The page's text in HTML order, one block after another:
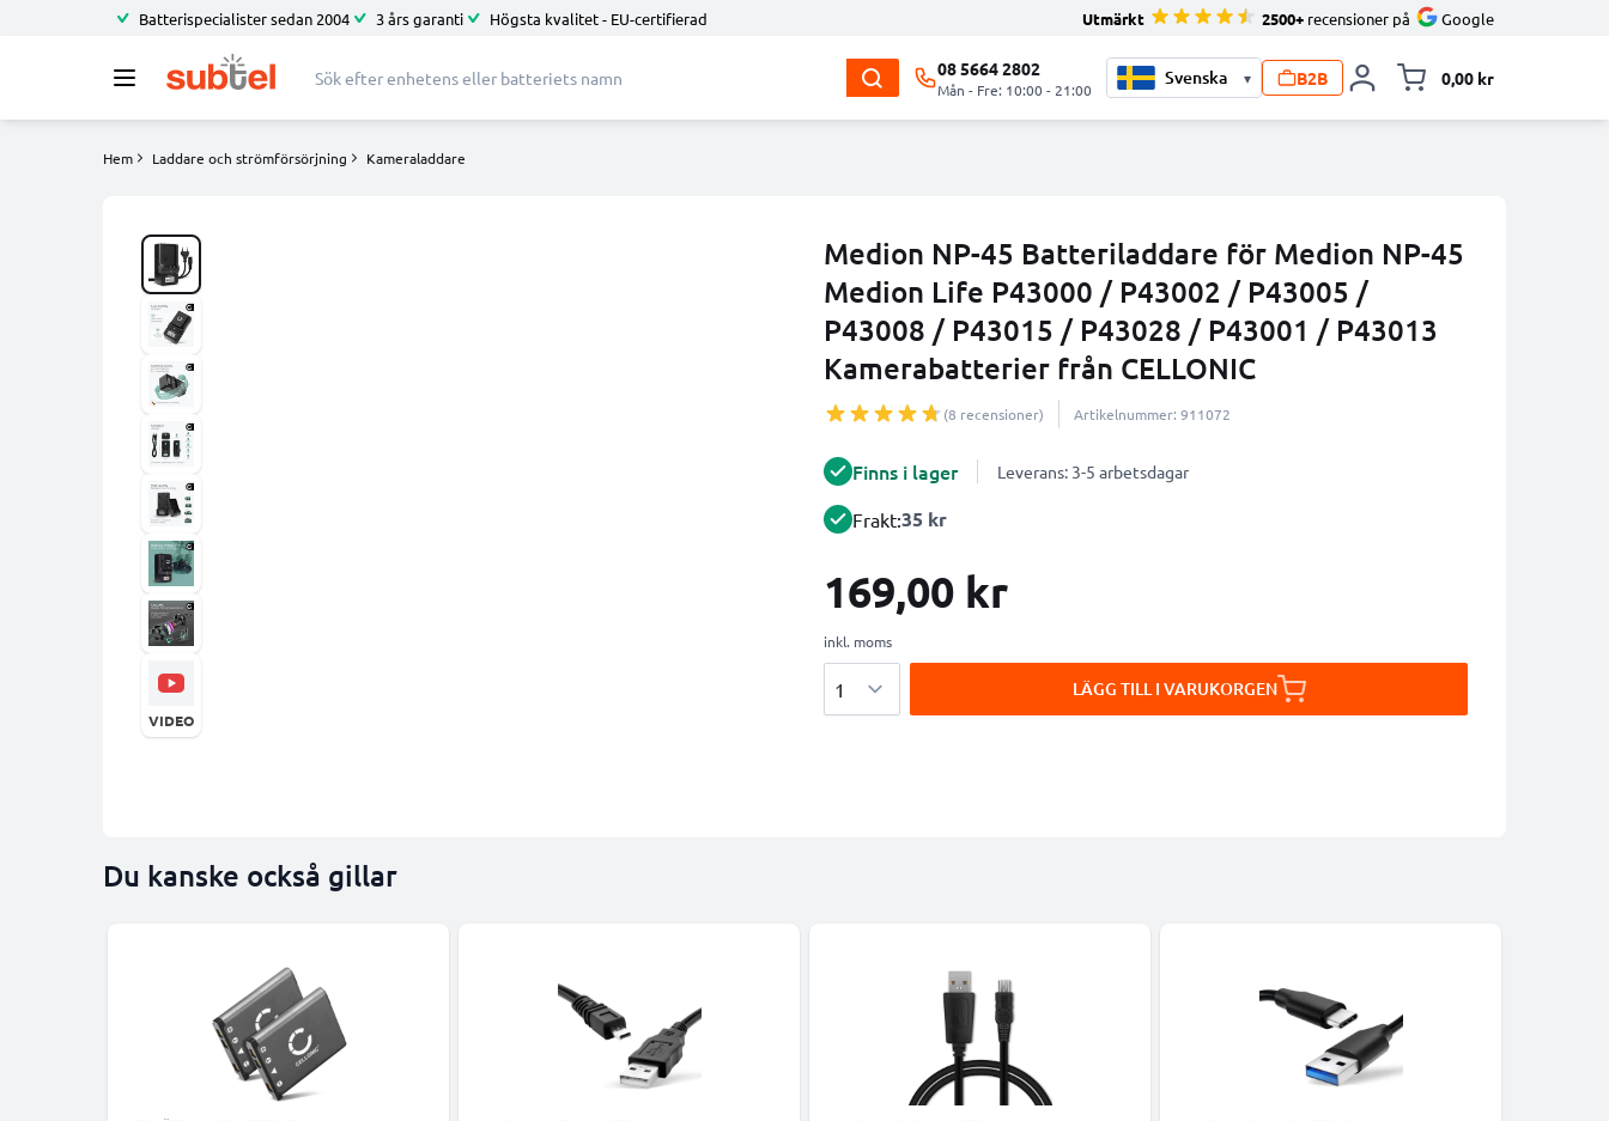
Batterispecialister sedan 2004 3 års garanti Högsta kvalitet - EU-certifierad Utmärkt 2500+ recensioner på Google
08 5664 2802
Mån - Fre: 10:00 - 21:00
▾ B2B 0,00 kr
Hem Laddare och strömförsörjning Kameraladdare
Medion NP-45 Batteriladdare för Medion NP-45
Medion Life P43000 / P43002 / P43005 /
P43008 / P43015 / P43028 / P43001 / P43013
Kamerabatterier från CELLONIC
(8 recensioner) Artikelnummer: 911072
VIDEO
Finns i lager Leverans: 3-5 arbetsdagar
Frakt:35 kr
169,00 kr
inkl. moms
LÄGG TILL I VARUKORGEN
Du kanske också gillar